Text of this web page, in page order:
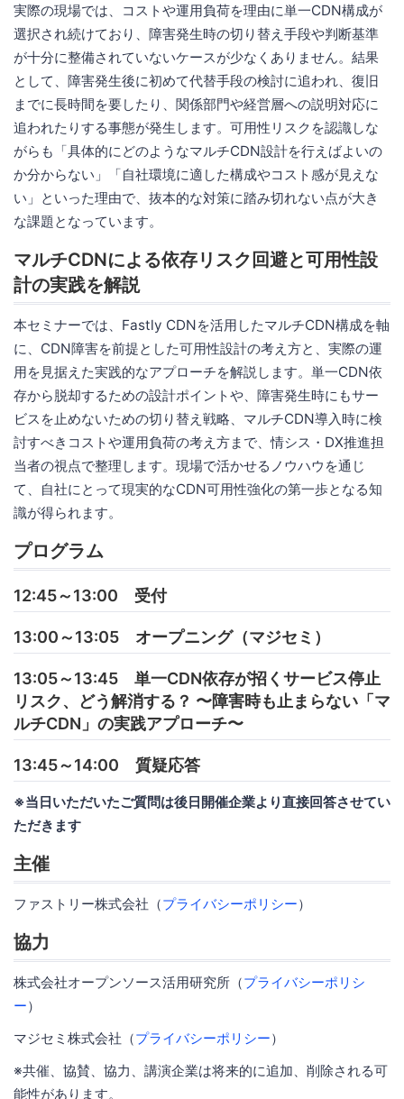
実際の現場では、コストや運用負荷を理由に単一CDN構成が
選択され続けており、障害発生時の切り替え手段や判断基準
が十分に整備されていないケースが少なくありません。結果
として、障害発生後に初めて代替手段の検討に追われ、復旧
までに長時間を要したり、関係部門や経営層への説明対応に
追われたりする事態が発生します。可用性リスクを認識しな
がらも「具体的にどのようなマルチCDN設計を行えばよいの
か分からない」「自社環境に適した構成やコスト感が見えな
い」といった理由で、抜本的な対策に踏み切れない点が大き
な課題となっています。
マルチCDNによる依存リスク回避と可用性設
計の実践を解説
本セミナーでは、Fastly CDNを活用したマルチCDN構成を軸
に、CDN障害を前提とした可用性設計の考え方と、実際の運
用を見据えた実践的なアプローチを解説します。単一CDN依
存から脱却するための設計ポイントや、障害発生時にもサー
ビスを止めないための切り替え戦略、マルチCDN導入時に検
討すべきコストや運用負荷の考え方まで、情シス・DX推進担
当者の視点で整理します。現場で活かせるノウハウを通じ
て、自社にとって現実的なCDN可用性強化の第一歩となる知
識が得られます。
プログラム
12:45～13:00 受付
13:00～13:05 オープニング（マジセミ）
13:05～13:45 単一CDN依存が招くサービス停止
リスク、どう解消する？ 〜障害時も止まらない「マ
ルチCDN」の実践アプローチ〜
13:45～14:00 質疑応答
※当日いただいたご質問は後日開催企業より直接回答させてい
ただきます
主催
ファストリー株式会社（プライバシーポリシー）
協力
株式会社オープンソース活用研究所（プライバシーポリシ
ー）
マジセミ株式会社（プライバシーポリシー）
※共催、協賛、協力、講演企業は将来的に追加、削除される可
能性があります。